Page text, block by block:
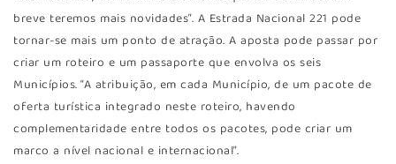
breve teremos mais novidades”. A Estrada Nacional 221 pode
tornar-se mais um ponto de atração. A aposta pode passar por
criar um roteiro e um passaporte que envolva os seis
Municípios. “A atribuição, em cada Município, de um pacote de
oferta turística integrado neste roteiro, havendo
complementaridade entre todos os pacotes, pode criar um
marco a nível nacional e internacional”.